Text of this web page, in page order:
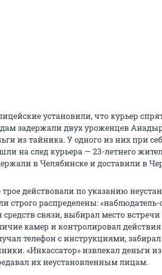
установили, что курьер
задержали двух уроженцев
из тайника. У одного из них при
на след курьера — 23-летнего
в Челябинске и доставили в
трое действовали по указанию
строго распределены:
средств связи, выбирал место
камер и контролировал
телефон с инструкциями,
«Инкассатор» извлекал деньги
их неустановленным лицам.